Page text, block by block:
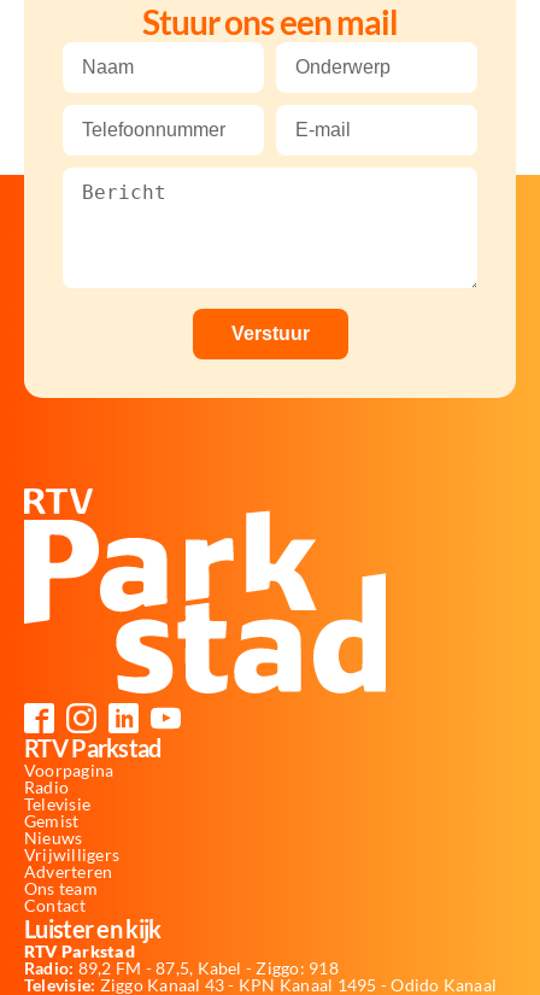
Stuur ons een mail
RTV Parkstad
Voorpagina
Radio
Televisie
Gemist
Nieuws
Vrijwilligers
Adverteren
Ons team
Contact
Luister en kijk
RTV Parkstad
Radio: 89,2 FM - 87,5, Kabel - Ziggo: 918
Televisie: Ziggo Kanaal 43 - KPN Kanaal 1495 - Odido Kanaal